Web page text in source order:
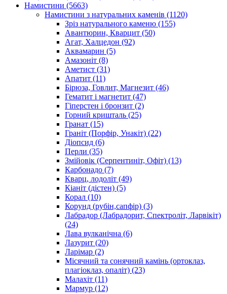
Намистини (5663)
Намистини з натуральних каменів (1120)
Зріз натурального каменю (155)
Авантюрин, Кварцит (50)
Агат, Халцедон (92)
Аквамарин (5)
Амазоніт (8)
Аметист (31)
Апатит (11)
Бірюза, Говлит, Магнезит (46)
Гематит і магнетит (47)
Гіперстен і бронзит (2)
Горний кришталь (25)
Гранат (15)
Граніт (Порфір, Унакіт) (22)
Діопсид (6)
Перли (35)
Змійовік (Серпентиніт, Офіт) (13)
Карбонадо (7)
Кварц, лодоліт (49)
Кіаніт (дістен) (5)
Корал (10)
Корунд (рубін,сапфір) (3)
Лабрадор (Лабрадорит, Спектроліт, Ларвікіт)
(24)
Лава вулканічна (6)
Лазурит (20)
Ларімар (2)
Місячний та сонячний камінь (ортоклаз,
плагіоклаз, опаліт) (23)
Малахіт (11)
Мармур (12)